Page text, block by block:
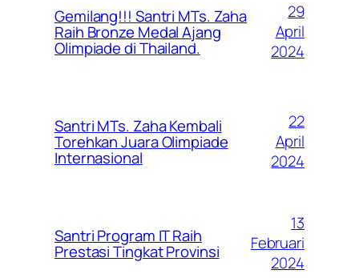
Gemilang!!! Santri MTs. Zaha
Raih Bronze Medal Ajang
Olimpiade di Thailand.
29
April
2024
Santri MTs. Zaha Kembali
Torehkan Juara Olimpiade
Internasional
22
April
2024
Santri Program IT Raih
Prestasi Tingkat Provinsi
13
Februari
2024